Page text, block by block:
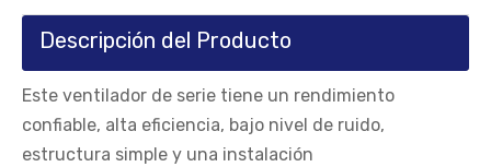
Descripción del Producto
Este ventilador de serie tiene un rendimiento
confiable, alta eficiencia, bajo nivel de ruido,
estructura simple y una instalación